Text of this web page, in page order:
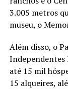
3.005 metros
museu, o
Além disso, o
Independentes
até 15 mil
15 alqueires,